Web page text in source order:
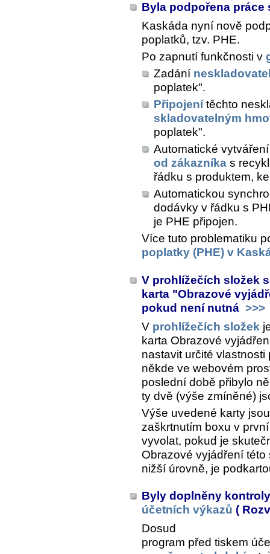
Byla podpořena práce
Kaskáda nyní nově
poplatků, tzv. PHE.
Po zapnutí funkčnosti v
Zadání
poplatek".
Připojenítěchto
skladovatelným
poplatek".
Automatické
od zákazníka s
řádku s produktem,
Automatickou
dodávky v řádku s
je PHE připojen.
Více tuto problematiku
poplatky (PHE) v
V prohlížečích složek
karta "Obrazové
pokud není nutná >>>
V prohlížečích složek
karta Obrazové
nastavit určité
někde ve webovém
poslední době přibylo
ty dvě (výše zmíněné)
Výše uvedené karty
zaškrtnutím boxu v
vyvolat, pokud je
Obrazové vyjádření
nižší úrovně, je
Byly doplněny
účetních výkazů (
Dosud
program před tiskem